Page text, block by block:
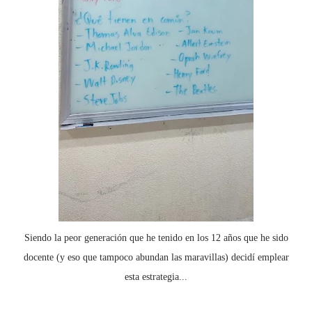
Siendo la peor generación que he tenido en los 12 años que he sido
docente (y eso que tampoco abundan las maravillas) decidí emplear
esta estrategia...